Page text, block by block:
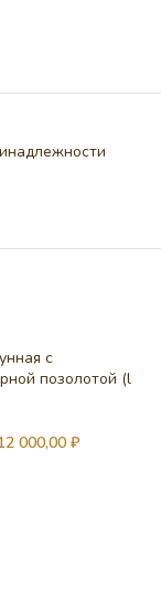
с
позолотой (l
000,00 ₽